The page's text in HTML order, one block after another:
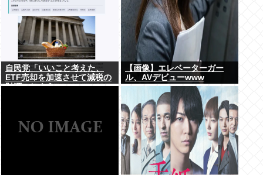
自民党「いいこと考えた、
ETF売却を加速させて減税の
財源にしよう」
【画像】エレベーターガー
ル、AVデビューwww